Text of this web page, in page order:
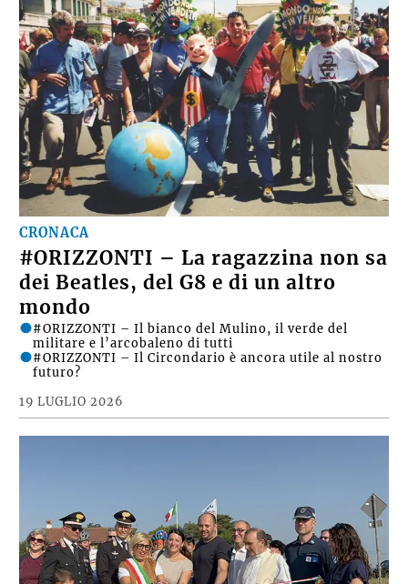
CRONACA
#ORIZZONTI – La ragazzina non sa
dei Beatles, del G8 e di un altro
mondo
19 LUGLIO 2026
#ORIZZONTI – Il bianco del Mulino, il verde del
militare e l’arcobaleno di tutti
#ORIZZONTI – Il Circondario è ancora utile al nostro
futuro?